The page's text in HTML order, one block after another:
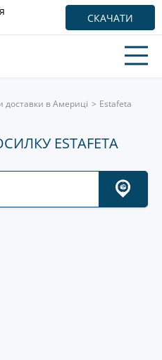
СКАЧАТИ
доставки в Америці Estafeta
ESTAFETA